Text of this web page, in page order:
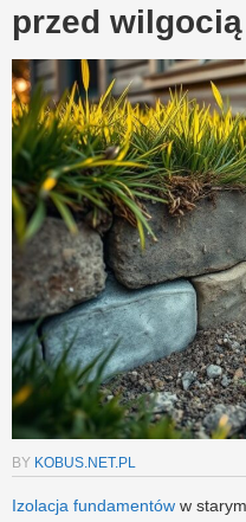
przed
BY KOBUS.NET.PL
Izolacja fundamentów w